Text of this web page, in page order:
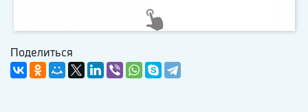
Поделиться